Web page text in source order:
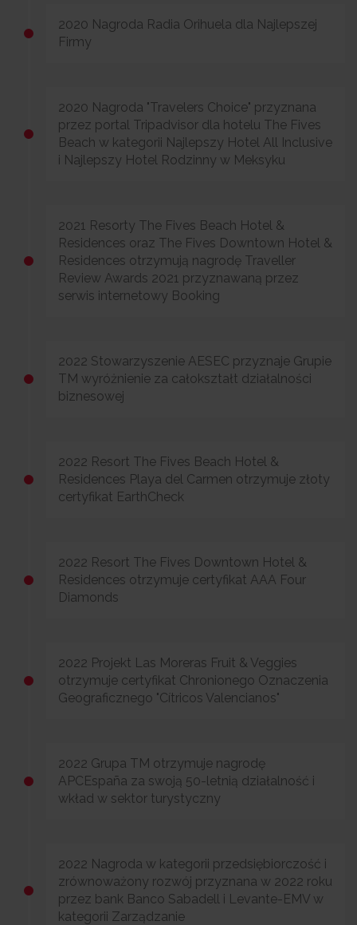
2020 Nagroda Radia Orihuela dla Najlepszej
Firmy
2020 Nagroda "Travelers Choice" przyznana
przez portal Tripadvisor dla hotelu The Fives
Beach w kategorii Najlepszy Hotel All Inclusive
i Najlepszy Hotel Rodzinny w Meksyku
2021 Resorty The Fives Beach Hotel &
Residences oraz The Fives Downtown Hotel &
Residences otrzymują nagrodę Traveller
Review Awards 2021 przyznawaną przez
serwis internetowy Booking
2022 Stowarzyszenie AESEC przyznaje Grupie
TM wyróżnienie za całokształt działalności
biznesowej
2022 Resort The Fives Beach Hotel &
Residences Playa del Carmen otrzymuje złoty
certyfikat EarthCheck
2022 Resort The Fives Downtown Hotel &
Residences otrzymuje certyfikat AAA Four
Diamonds
2022 Projekt Las Moreras Fruit & Veggies
otrzymuje certyfikat Chronionego Oznaczenia
Geograficznego "Cítricos Valencianos"
2022 Grupa TM otrzymuje nagrodę
APCEspaña za swoją 50-letnią działalność i
wkład w sektor turystyczny
2022 Nagroda w kategorii przedsiębiorczość i
zrównoważony rozwój przyznana w 2022 roku
przez bank Banco Sabadell i Levante-EMV w
kategorii Zarządzanie